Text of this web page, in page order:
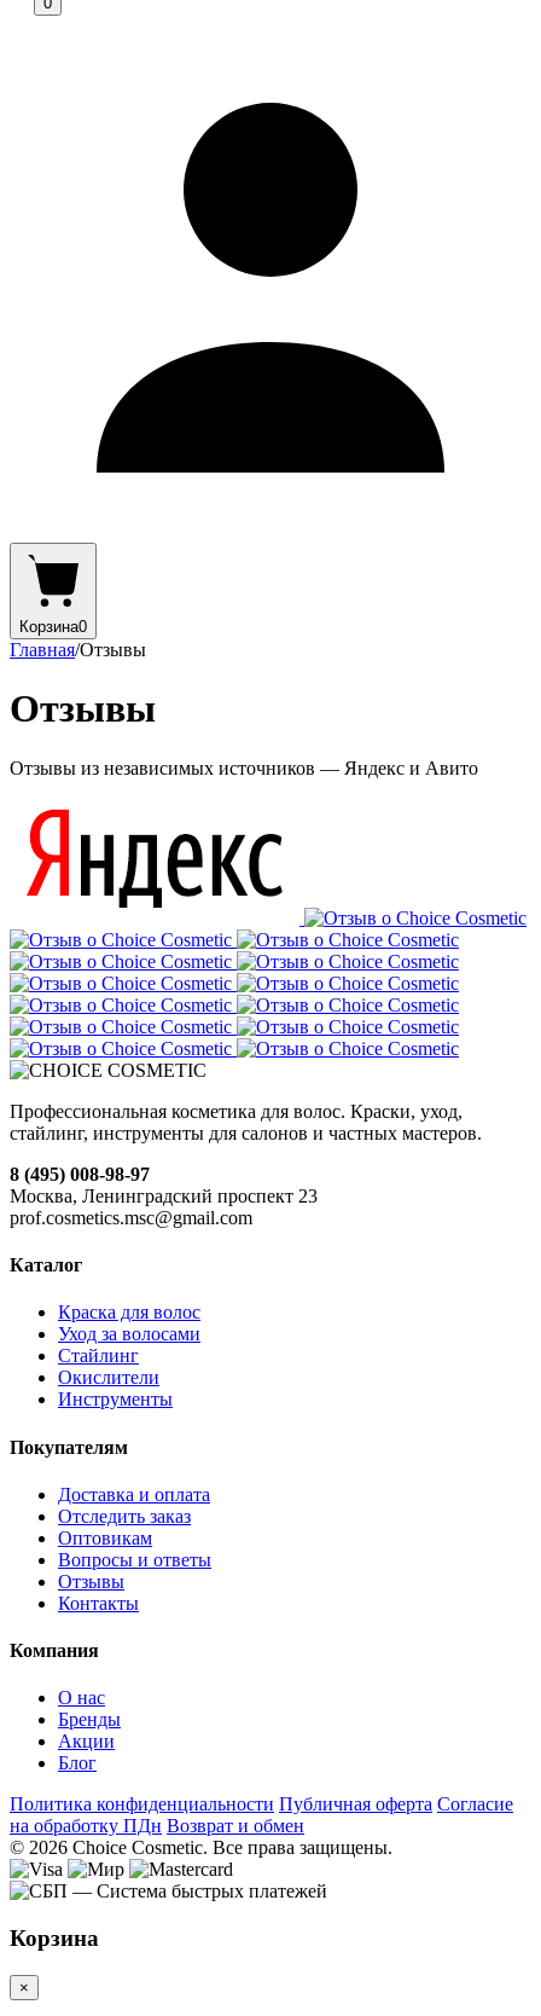
Корзина0
Главная/Отзывы
Отзывы
Отзывы из независимых источников — Яндекс и Авито
Профессиональная косметика для волос. Краски, уход,
стайлинг, инструменты для салонов и частных мастеров.
8 (495) 008-98-97
Москва, Ленинградский проспект 23
prof.cosmetics.msc@gmail.com
Каталог
Краска для волос
Уход за волосами
Стайлинг
Окислители
Инструменты
Покупателям
Доставка и оплата
Отследить заказ
Оптовикам
Вопросы и ответы
Отзывы
Контакты
Компания
О нас
Бренды
Акции
Блог
Политика конфиденциальности Публичная оферта Согласие
на обработку ПДн Возврат и обмен
© 2026 Choice Cosmetic. Все права защищены.
Корзина
×